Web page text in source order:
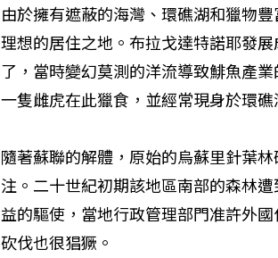
由於擁有遮蔽的海灣、環礁湖和獵物
理想的居住之地。布拉戈達特諾耶發
了，當時變幻莫測的洋流導致鯡魚產
一隻雌虎在此獵食，並經常現身於環礁
隨著蘇聯的解體，原始的烏蘇里針葉
注。二十世紀初期該地區南部的森林
益的驅使，當地行政管理部門准許外
砍伐也很猖獗。